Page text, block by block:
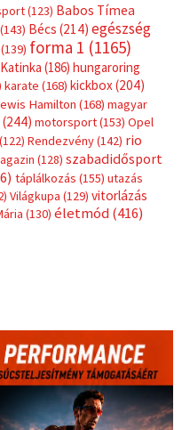
(123) Babos Tímea
(143) Bécs (214) egészség
(139) forma 1 (1165)
(186) hungaroring
karate (168) kickbox(204)
Hamilton (168) magyar
(244) motorsport(153) Opel
(122) Rendezvény(142) rio
(128) szabadidősport
táplálkozás (155) utazás
Világkupa (129) vitorlázás
(130) életmód(416)